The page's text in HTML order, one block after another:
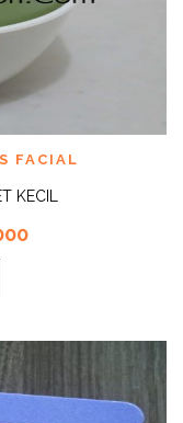
FACIAL
KECIL